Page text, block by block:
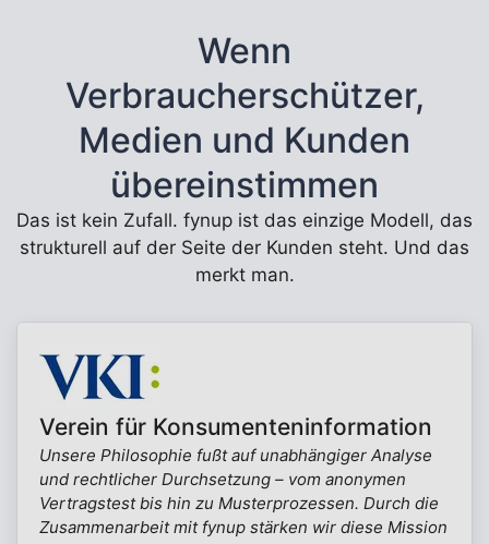
Wenn
Verbraucherschützer,
Medien und Kunden
übereinstimmen
Das ist kein Zufall. fynup ist das einzige Modell, das
strukturell auf der Seite der Kunden steht. Und das
merkt man.
Verein für Konsumenteninformation
Unsere Philosophie fußt auf unabhängiger Analyse
und rechtlicher Durchsetzung – vom anonymen
Vertragstest bis hin zu Musterprozessen. Durch die
Zusammenarbeit mit fynup stärken wir diese Mission